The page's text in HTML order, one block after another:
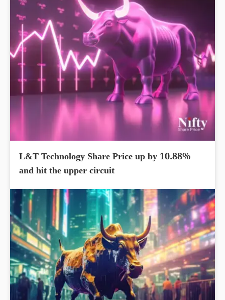
L&T Technology Share Price up by 10.88%
and hit the upper circuit